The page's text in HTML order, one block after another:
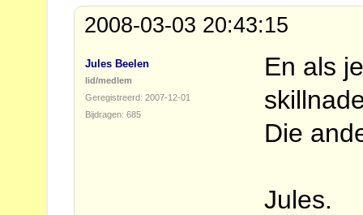
2008-03-03 20:43:15
Jules Beelen
lid/medlem
Geregistreerd: 2007-12-01
Bijdragen: 685
En als
Die
Jules.